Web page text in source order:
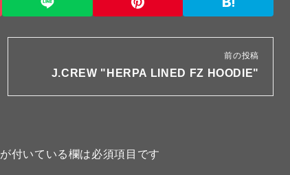
前の投稿
J.CREW "HERPA LINED FZ HOODIE"
が付いている欄は必須項目です